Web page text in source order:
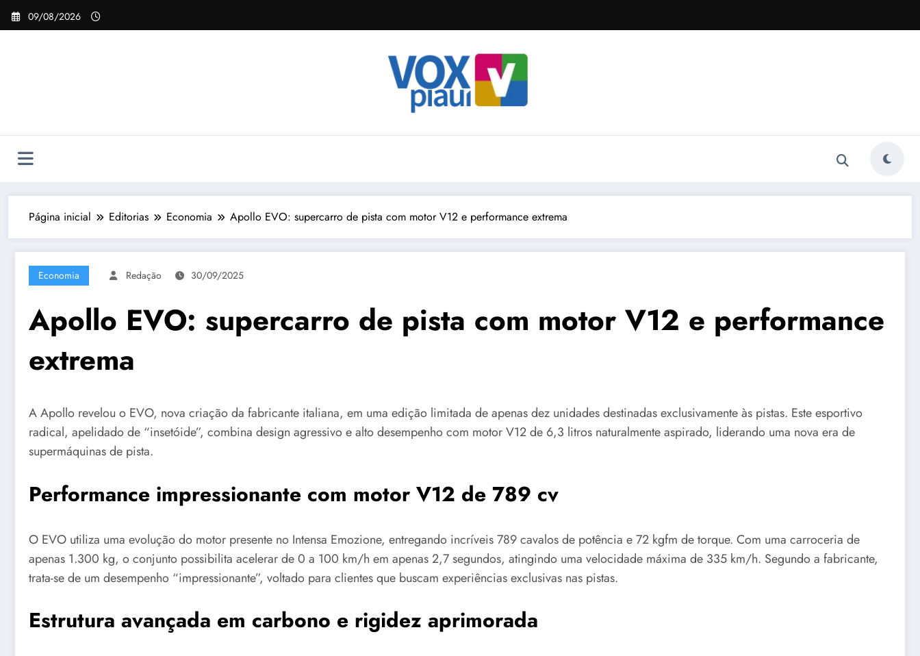
Pular
para
09/08/2026
Página inicial Editorias Economia Apollo EVO: supercarro de pista com motor V12 e performance extrema
Economia Redação 30/09/2025
Apollo EVO: supercarro de pista com motor V12 e performance
extrema
A Apollo revelou o EVO, nova criação da fabricante italiana, em uma edição limitada de apenas dez unidades destinadas exclusivamente às pistas. Este esportivo
radical, apelidado de “insetóide”, combina design agressivo e alto desempenho com motor V12 de 6,3 litros naturalmente aspirado, liderando uma nova era de
supermáquinas de pista.
Performance impressionante com motor V12 de 789 cv
O EVO utiliza uma evolução do motor presente no Intensa Emozione, entregando incríveis 789 cavalos de potência e 72 kgfm de torque. Com uma carroceria de
apenas 1.300 kg, o conjunto possibilita acelerar de 0 a 100 km/h em apenas 2,7 segundos, atingindo uma velocidade máxima de 335 km/h. Segundo a fabricante,
trata-se de um desempenho “impressionante”, voltado para clientes que buscam experiências exclusivas nas pistas.
Estrutura avançada em carbono e rigidez aprimorada